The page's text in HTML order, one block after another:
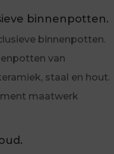
binnenpotten.
binnenpotten.
van
staal en hout.
maatwerk